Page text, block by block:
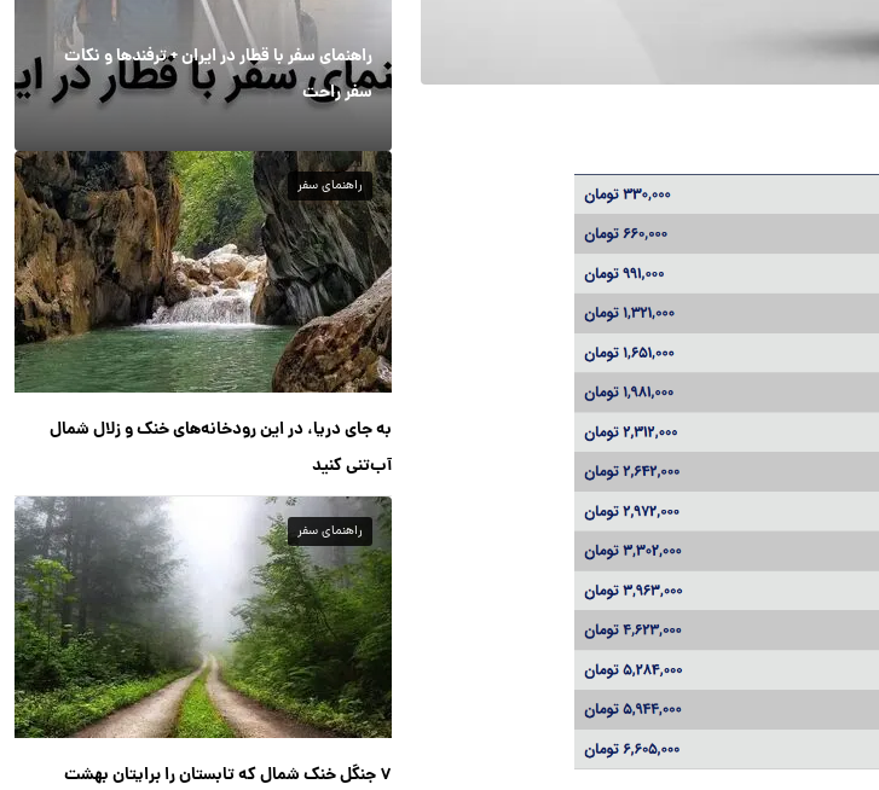
راهنمای سفر با قطار در ایران + ترفندها و نکات
سفر راحت
راهنمای سفر
به جای دریا، در این رودخانه‌های خنک و زلال شمال
آب‌تنی کنید
راهنمای سفر
۷ جنگل خنک شمال که تابستان را برایتان بهشت